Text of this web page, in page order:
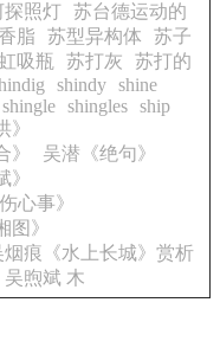
探照灯 苏台德运动的
脂 苏型异构体
苏子
吸瓶 苏打灰
苏打的
shindy shine
shingle shingles ship
吴潜《绝句》
心事》
》
烟痕《水上长城》赏析
吴煦斌 木